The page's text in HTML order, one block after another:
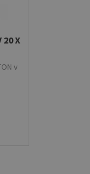
20 X
v